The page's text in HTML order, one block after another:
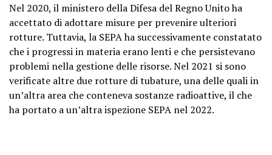
Nel 2020, il ministero della Difesa del Regno Unito ha
accettato di adottare misure per prevenire ulteriori
rotture. Tuttavia, la SEPA ha successivamente constatato
che i progressi in materia erano lenti e che persistevano
problemi nella gestione delle risorse. Nel 2021 si sono
verificate altre due rotture di tubature, una delle quali in
un’altra area che conteneva sostanze radioattive, il che
ha portato a un’altra ispezione SEPA nel 2022.